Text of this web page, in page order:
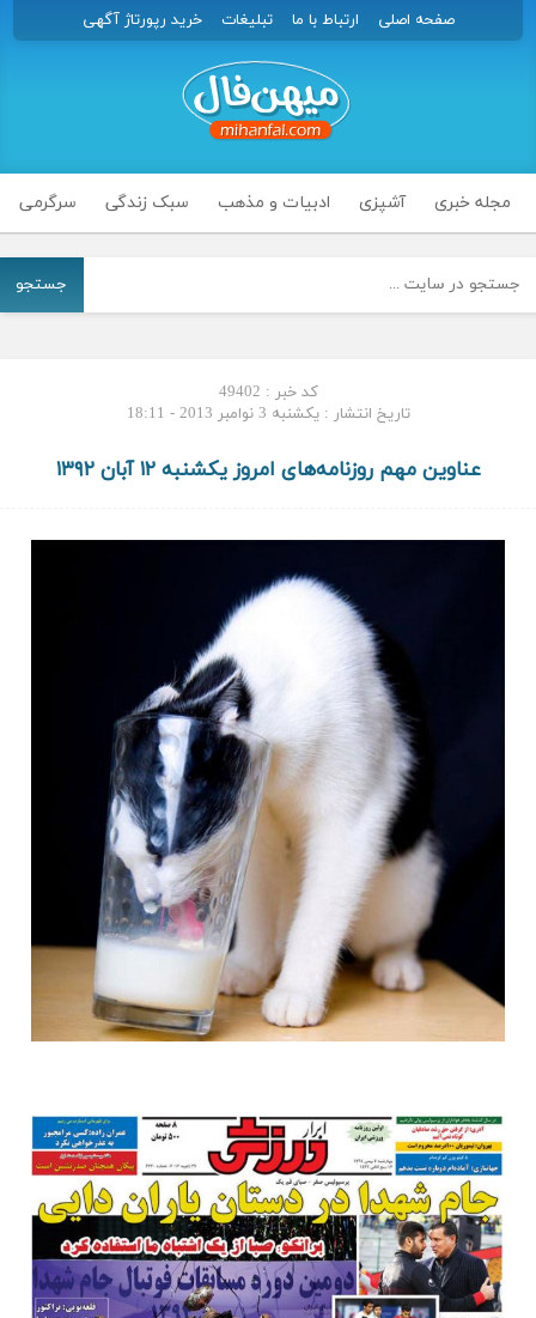
صفحه اصلی ارتباط با ما تبلیغات خرید رپورتاژ آگهی
مجله خبری آشپزی ادبیات و مذهب سبک زندگی سرگرمی
جستجو
کد خبر : 49402
تاریخ انتشار : یکشنبه 3 نوامبر 2013 - 18:11
عناوین مهم روزنامه‌های امروز یکشنبه ۱۲ آبان ۱۳۹۲